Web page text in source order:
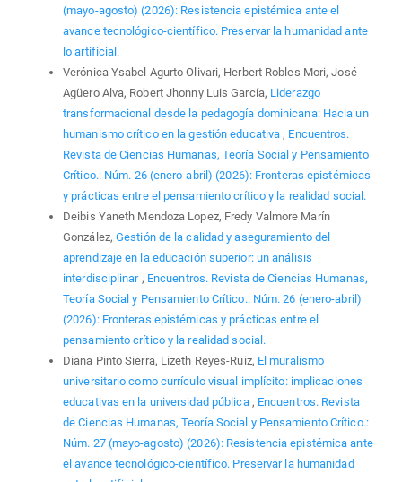
(mayo-agosto) (2026): Resistencia epistémica ante el
avance tecnológico-científico. Preservar la humanidad ante
lo artificial.
Verónica Ysabel Agurto Olivari, Herbert Robles Mori, José
Agüero Alva, Robert Jhonny Luis García, Liderazgo
transformacional desde la pedagogía dominicana: Hacia un
humanismo crítico en la gestión educativa, Encuentros.
Revista de Ciencias Humanas, Teoría Social y Pensamiento
Crítico.: Núm. 26 (enero-abril) (2026): Fronteras epistémicas
y prácticas entre el pensamiento crítico y la realidad social.
Deibis Yaneth Mendoza Lopez, Fredy Valmore Marín
González, Gestión de la calidad y aseguramiento del
aprendizaje en la educación superior: un análisis
interdisciplinar , Encuentros. Revista de Ciencias Humanas,
Teoría Social y Pensamiento Crítico.: Núm. 26 (enero-abril)
(2026): Fronteras epistémicas y prácticas entre el
pensamiento crítico y la realidad social.
Diana Pinto Sierra, Lizeth Reyes-Ruiz, El muralismo
universitario como currículo visual implícito: implicaciones
educativas en la universidad pública , Encuentros. Revista
de Ciencias Humanas, Teoría Social y Pensamiento Crítico.:
Núm. 27 (mayo-agosto) (2026): Resistencia epistémica ante
el avance tecnológico-científico. Preservar la humanidad